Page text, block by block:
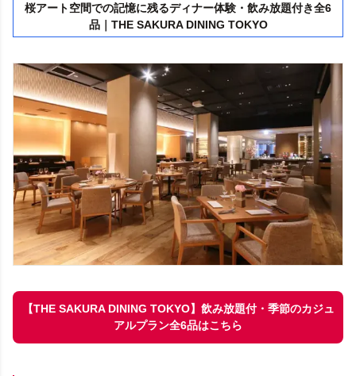
桜アート空間での記憶に残るディナー体験・飲み放題付き全6
品｜THE SAKURA DINING TOKYO
【THE SAKURA DINING TOKYO】飲み放題付・季節のカジュ
アルプラン全6品はこちら